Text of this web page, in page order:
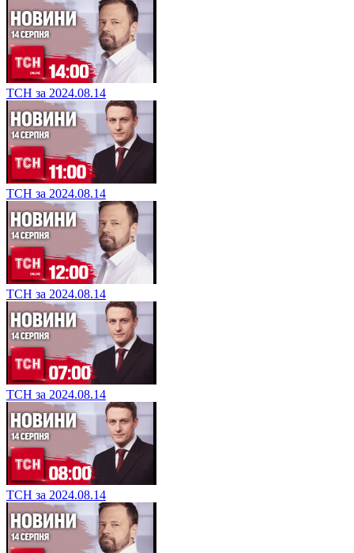
ТСН за 2024.08.14
ТСН за 2024.08.14
ТСН за 2024.08.14
ТСН за 2024.08.14
ТСН за 2024.08.14